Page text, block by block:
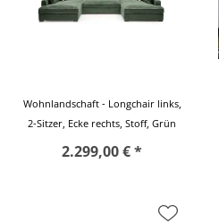
Wohnlandschaft - Longchair links,
2-Sitzer, Ecke rechts, Stoff, Grün
2.299,00 € *